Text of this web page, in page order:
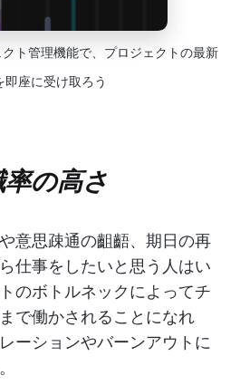
ト管理機能で、プロジェクトの最新
即座に受け取ろう
の高さ
意思疎通の齟齬、期日の再
仕事をしたいと思う人はい
のボトルネックによってチ
で働かされることになれ
ーションやバーンアウトに